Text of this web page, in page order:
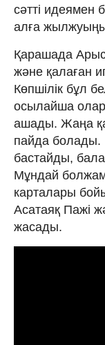
сәтті идеямен
алға
Қарашада
және қалаған
Көпшілік бұл
осылайша
ашады. Жаңа
пайда болады.
бастайды,
Мұндай
карталары
Асатаяқ Пажі
жасады.